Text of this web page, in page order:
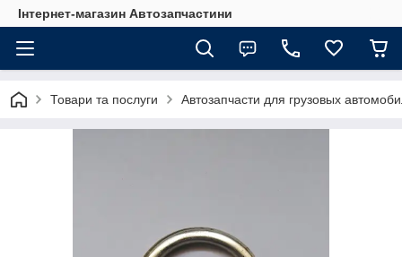
Інтернет-магазин Автозапчастини
Товари та послуги Автозапчасти для грузовых